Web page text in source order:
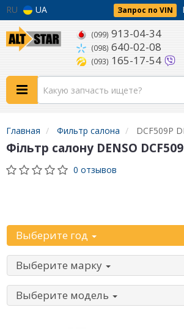
RU UA Запрос по VIN
(099) 913-04-34
(098) 640-02-08
(093) 165-17-54
Главная Фильтр салона DCF509P
Фільтр салону DENSO
0 отзывов
Выберите год
Выберите марку
Выберите модель